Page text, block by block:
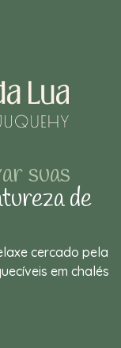
suas
de
cercado pela
em chalés